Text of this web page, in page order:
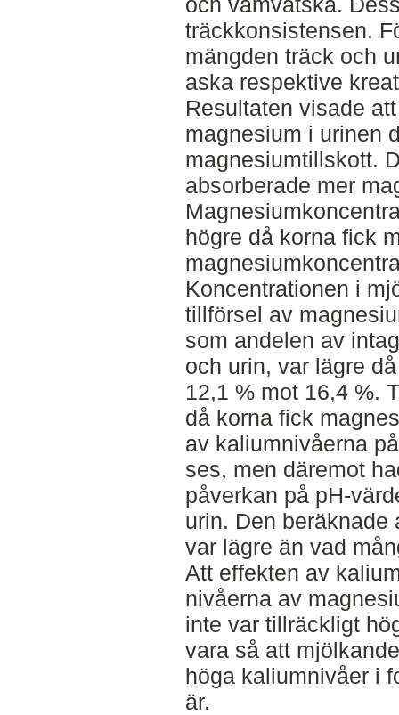
träckkonsistensen.
mängden träck och
aska respektive
Resultaten visade
magnesium i urinen
magnesiumtillskott.
absorberade mer
högre då korna fick
Koncentrationen i
tillförsel av
som andelen av
och urin, var lägre
12,1 % mot 16,4 %.
då korna fick
av kaliumnivåerna
ses, men däremot
påverkan på pH-
urin. Den beräknade
var lägre än vad
Att effekten av
nivåerna av
inte var tillräckligt
vara så att
höga kaliumnivåer i
är.